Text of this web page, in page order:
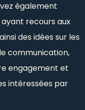
également
recours aux
des idées sur les
communication,
engagement et
intéressées par